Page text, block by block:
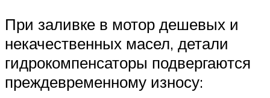
При заливке в мотор дешевых и
некачественных масел, детали
гидрокомпенсаторы подвергаются
преждевременному износу: